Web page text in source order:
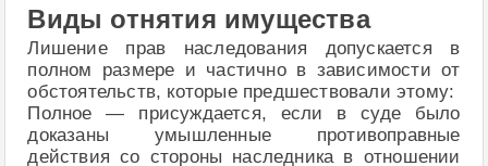
Виды отнятия имущества
Лишение прав наследования допускается в
полном размере и частично в зависимости от
обстоятельств, которые предшествовали этому:
Полное — присуждается, если в суде было
доказаны умышленные противоправные
действия со стороны наследника в отношении